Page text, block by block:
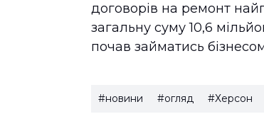
договорів на ремонт
загальну суму 10,6
почав займатись
#новини #огляд #Херсон